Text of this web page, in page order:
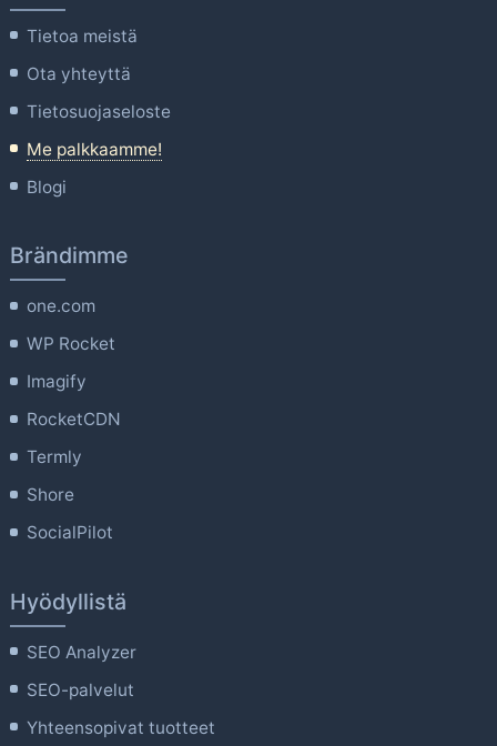
Tietoa meistä
Ota yhteyttä
Tietosuojaseloste
Me palkkaamme!
Blogi
Brändimme
one.com
WP Rocket
Imagify
RocketCDN
Termly
Shore
SocialPilot
Hyödyllistä
SEO Analyzer
SEO-palvelut
Yhteensopivat tuotteet